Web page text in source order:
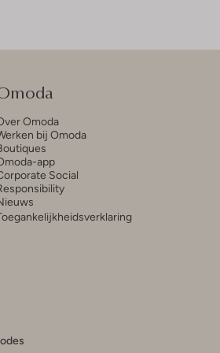
Omoda
bij Omoda
app
Social